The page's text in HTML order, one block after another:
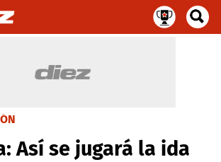
Así se jugará la ida